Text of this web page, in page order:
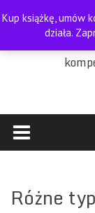
to
Różne
Kup książkę, umów
działa.